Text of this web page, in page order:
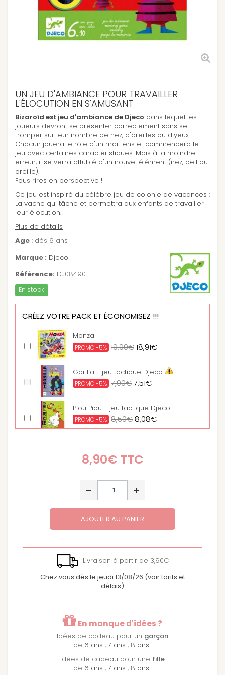
UN JEU D'AMBIANCE POUR TRAVAILLER
L'ÉLOCUTION EN S'AMUSANT
Bizaroïd est jeu d'ambiance de Djeco dans lequel les
joueurs devront se présenter correctement sans se
tromper sur leur nombre de nez, d'oreilles ou d'yeux.
Chacun jouera le rôle d'un martiens et commencera le
jeu avec certaines caractéristiques. Mais à la moindre
erreur, il se verra affublé d'un nouvel élément (nez, oeil ou
oreille).
Fous rires en perspective !
Ce jeu est inspiré du célèbre jeu de colonie de vacances :
La vache qui tâche et permettra aux enfants de travailler
leur élocution.
Plus de détails
Age : dès 6 ans
Marque : Djeco
Référence: DJ08490
En stock
CRÉEZ VOTRE PACK ET ÉCONOMISEZ !!!
Monza
PROMO -5% 19,90€18,91€
Gorilla - jeu tactique Djeco
PROMO -5% 7,90€7,51€
Piou Piou - jeu tactique Djeco
PROMO -5% 8,50€ 8,08€
PROMO -5% 31,90€ 30,31€
magnétique
PROMO -5% 15,40€
Tekitoua
PROMO -5% 21,90€20,81€
Chabyrinthe
PROMO -5% 12,90€ 12,26€
Mimtoo Famille - Jeu d'ambiance et
de mimes
14,31€13,59€
Chop chop - Jeu tactique
PROMO -5% 28,90€27,46€
8,90€TTC
AJOUTER AU PANIER
Livraison à partir de 3,90€
Chez vous dès le jeudi 13/08/26 (voir tarifs et
délais)
En manque d'idées ?
Idées de cadeau pour un garçon
de 6 ans , 7 ans , 8 ans .
Idées de cadeau pour une fille
de 6 ans , 7 ans , 8 ans .